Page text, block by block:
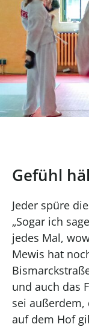
Gefühl
Jeder spüre
„Sogar ich
jedes Mal,
Mewis hat
und auch das
sei außerdem,
auf dem Hof